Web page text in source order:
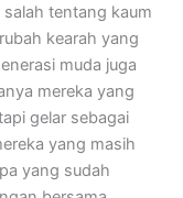
tentang kaum
kearah yang
muda juga
mereka yang
gelar sebagai
yang masih
yang sudah